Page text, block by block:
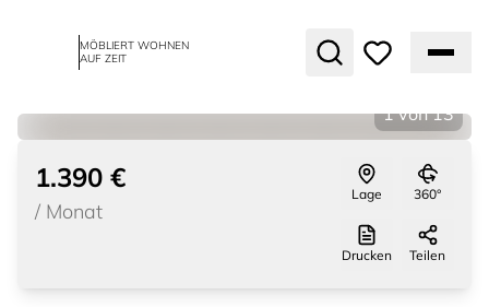
MÖBLIERT WOHNEN
AUF ZEIT
1 von 13
1.390 €
/ Monat
Lage 360°
Drucken Teilen